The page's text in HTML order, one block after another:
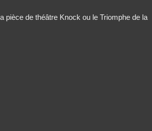
pièce de théâtre Knock ou le Triomphe de la